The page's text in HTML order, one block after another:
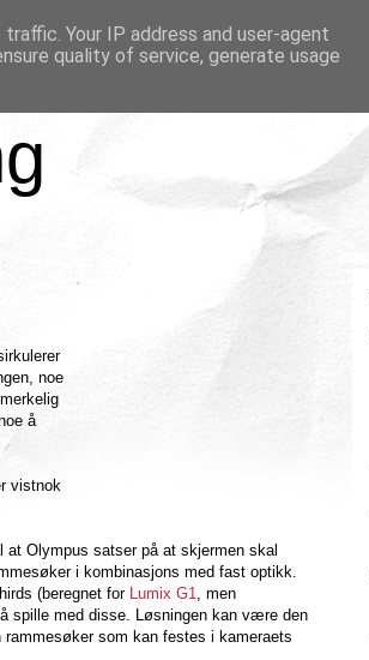
noe
å
vistnok
Olympus satser på at skjermen skal
i kombinasjons med fast optikk.
(beregnet for Lumix G1, men
spille med disse. Løsningen kan være den
rammesøker som kan festes i kameraets
Your IP address and user-agent
quality of service, generate usage